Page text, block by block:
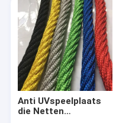
Producten
Video's
Over ons
Fabriekstocht
Anti UVspeelplaats
die Netten